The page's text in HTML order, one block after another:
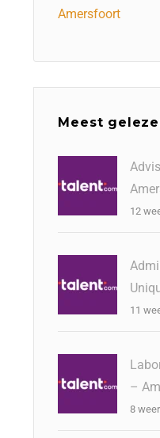
Amersfoort
Meest
12
11
–
8